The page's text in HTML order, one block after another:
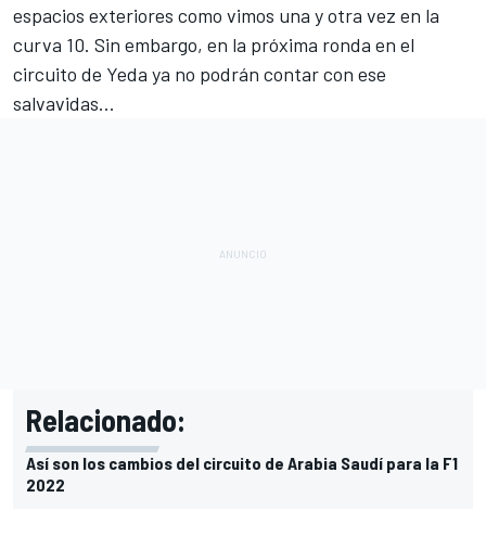
espacios exteriores como vimos una y otra vez en la
curva 10. Sin embargo, en la próxima ronda en el
circuito de Yeda ya no podrán contar con ese
salvavidas...
Relacionado:
Así son los cambios del circuito de Arabia Saudí para la F1
2022